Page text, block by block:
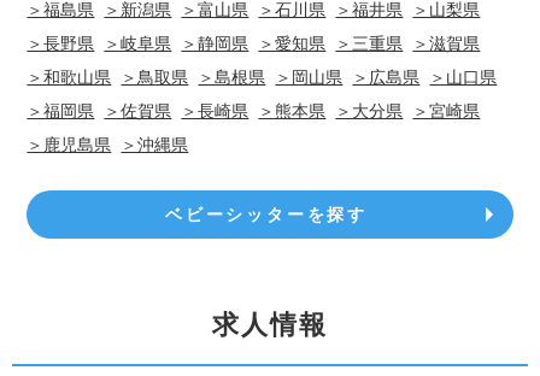
＞福島県
＞新潟県 ＞富山県 ＞石川県 ＞福井県
＞山梨県
＞長野県
＞岐阜県 ＞静岡県 ＞愛知県 ＞三重県
＞滋賀県
＞和歌山県
＞鳥取県 ＞島根県 ＞岡山県 ＞広島県
＞山口県
＞福岡県
＞佐賀県 ＞長崎県 ＞熊本県 ＞大分県
＞宮崎県
＞鹿児島県
＞沖縄県
ベビーシッターを探す
求人情報